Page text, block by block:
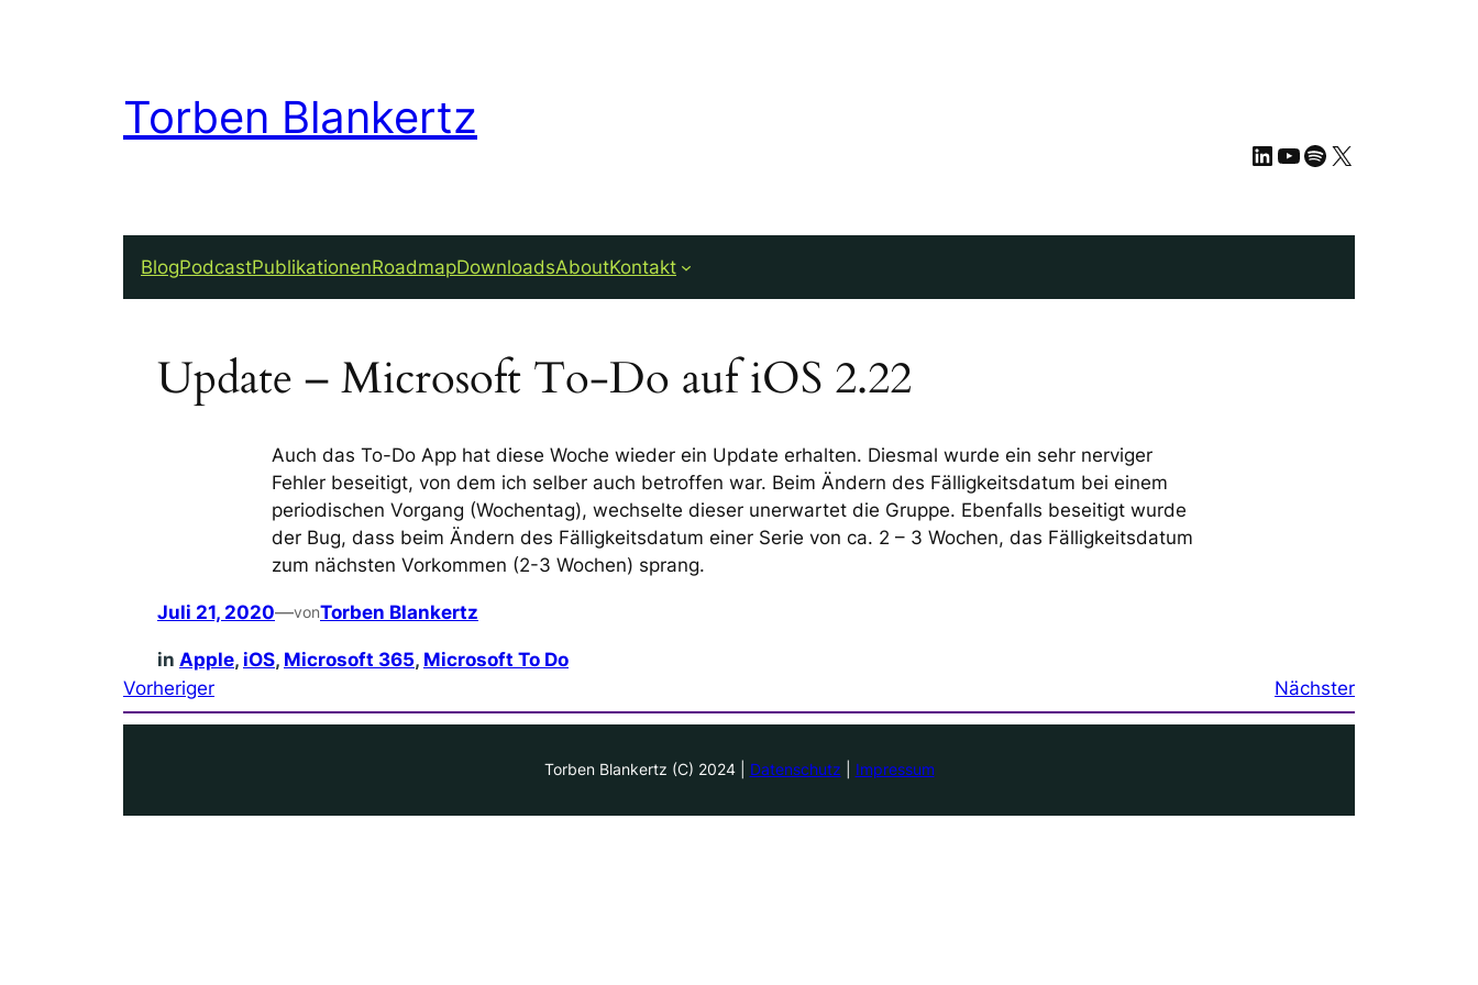
Torben Blankertz
LinkedIn
YouTube
Spotify
X
BlogPodcastPublikationenRoadmapDownloadsAboutKontakt
Update – Microsoft To-Do auf iOS 2.22
Auch das To-Do App hat diese Woche wieder ein Update erhalten. Diesmal wurde ein sehr nerviger
Fehler beseitigt, von dem ich selber auch betroffen war. Beim Ändern des Fälligkeitsdatum bei einem
periodischen Vorgang (Wochentag), wechselte dieser unerwartet die Gruppe. Ebenfalls beseitigt wurde
der Bug, dass beim Ändern des Fälligkeitsdatum einer Serie von ca. 2 – 3 Wochen, das Fälligkeitsdatum
zum nächsten Vorkommen (2-3 Wochen) sprang.
Juli 21, 2020—vonTorben Blankertz
in Apple, iOS, Microsoft 365, Microsoft To Do
Vorheriger
Nächster
Torben Blankertz (C) 2024 | Datenschutz Impressum